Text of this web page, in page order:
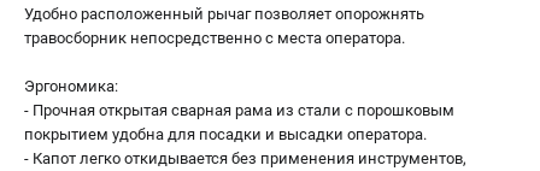
Удобно расположенный рычаг позволяет опорожнять
травосборник непосредственно с места оператора.
Эргономика:
- Прочная открытая сварная рама из стали с порошковым
покрытием удобна для посадки и высадки оператора.
- Капот легко откидывается без применения инструментов,